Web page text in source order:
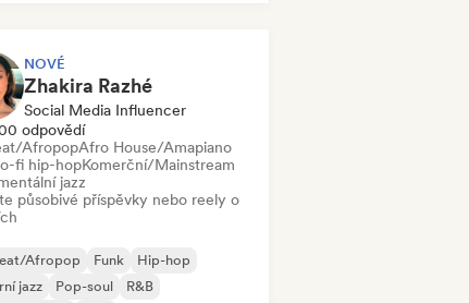
NOVÉ
Zhakira Razhé
Social Media Influencer
odpovědí
AfropopAfro House/Amapiano
fi hip-hopKomerční/Mainstream
jazz
působivé příspěvky nebo reely o
Afropop Funk
Hip-hop
jazz
Pop-soul R&B